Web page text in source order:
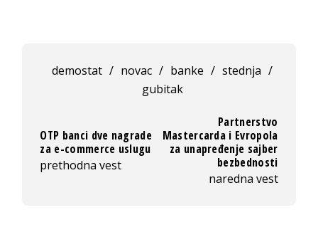
demostat / novac / banke / stednja /
gubitak
OTP banci dve nagrade
za e-commerce uslugu
prethodna vest
Partnerstvo
Mastercarda i Evropola
za unapređenje sajber
bezbednosti
naredna vest